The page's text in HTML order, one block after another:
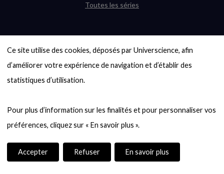
Ce site utilise des cookies, déposés par Universcience, afin
d’améliorer votre expérience de navigation et d’établir des
statistiques d’utilisation.
Pour plus d’information sur les finalités et pour personnaliser vos
Accepter Refuser En savoir plus
Toutes les séries
6000 exoplanètes, et pas de « Terre »
en vue ?
Quel avenir pour les cryptos ?
Entre mathématiques et politique : la
quête d’un vote équitable
casse-tête